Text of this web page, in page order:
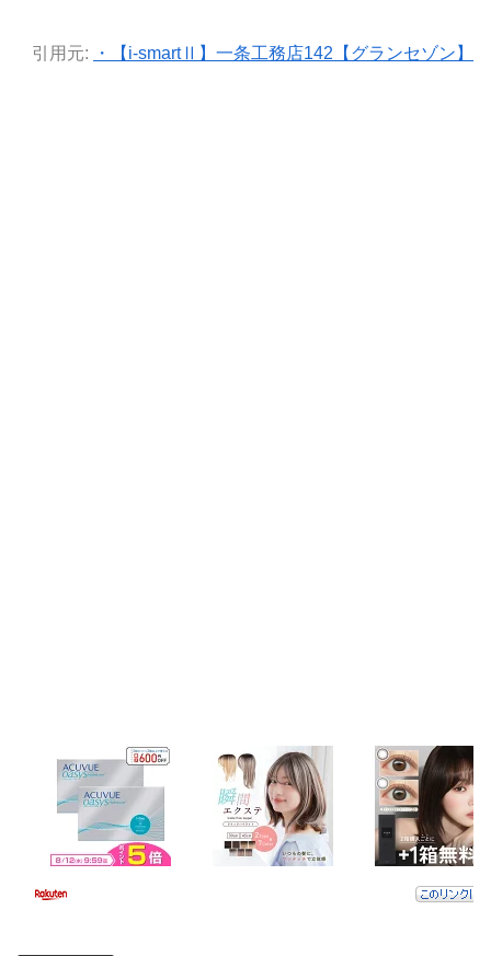
引用元: ・【i-smartⅡ】一条工務店142【グランセゾン】